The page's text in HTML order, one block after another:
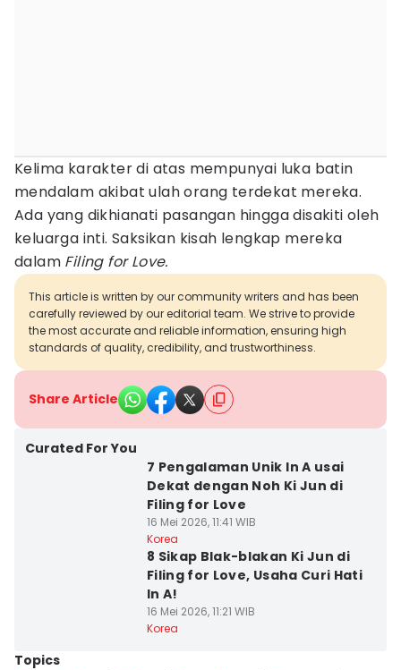
Kelima karakter di atas mempunyai luka batin
mendalam akibat ulah orang terdekat mereka.
Ada yang dikhianati pasangan hingga disakiti oleh
keluarga inti. Saksikan kisah lengkap mereka
dalam Filing for Love.
This article is written by our community writers and has been
carefully reviewed by our editorial team. We strive to provide
the most accurate and reliable information, ensuring high
standards of quality, credibility, and trustworthiness.
Share Article
Curated For You
7 Pengalaman Unik In A usai
Dekat dengan Noh Ki Jun di
Filing for Love
16 Mei 2026, 11:41 WIB
Korea
8 Sikap Blak-blakan Ki Jun di
Filing for Love, Usaha Curi Hati
In A!
16 Mei 2026, 11:21 WIB
Korea
Topics